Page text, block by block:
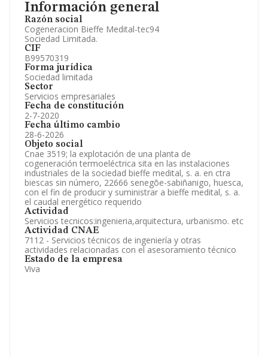
Información general
Razón social
Cogeneracion Bieffe Medital-tec94
Sociedad Limitada.
CIF
B99570319
Forma jurídica
Sociedad limitada
Sector
Servicios empresariales
Fecha de constitución
2-7-2020
Fecha último cambio
28-6-2026
Objeto social
Cnae 3519; la explotación de una planta de
cogeneración termoeléctrica sita en las instalaciones
industriales de la sociedad bieffe medital, s. a. en ctra
biescas sin número, 22666 senegõe-sabiñanigo, huesca,
con el fin de producir y suministrar a bieffe medital, s. a.
el caudal energético requerido
Actividad
Servicios tecnicos:ingenieria,arquitectura, urbanismo. etc
Actividad CNAE
7112 - Servicios técnicos de ingeniería y otras
actividades relacionadas con el asesoramiento técnico
Estado de la empresa
Viva
Artículos de prensa publicados sobre la empresa.
Información oficial y registral complementaria.